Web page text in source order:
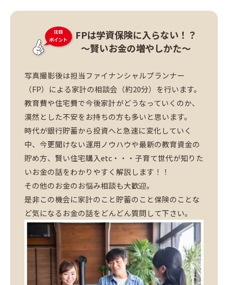
FPは学資保険に入らない！？
～賢いお金の増やしかた～
写真撮影後は担当ファイナンシャルプランナー
（FP）による家計の相談会（約20分）を行います。
教育費や住宅費で今後家計がどうなっていくのか、
漠然とした不安をお持ちの方も多いと思います。
時代が銀行貯蓄から投資へと急速に変化していく
中、今更聞けない運用ノウハウや最新の教育資金の
貯め方、賢い住宅購入etc・・・子育て世代が知りた
いお金の話をわかりやすく解説します！！
その他のお金のお悩み相談も大歓迎。
是非この機会に家計のこと貯蓄のこと保険のことな
ど気になるお金の話をどんどん質問して下さい。